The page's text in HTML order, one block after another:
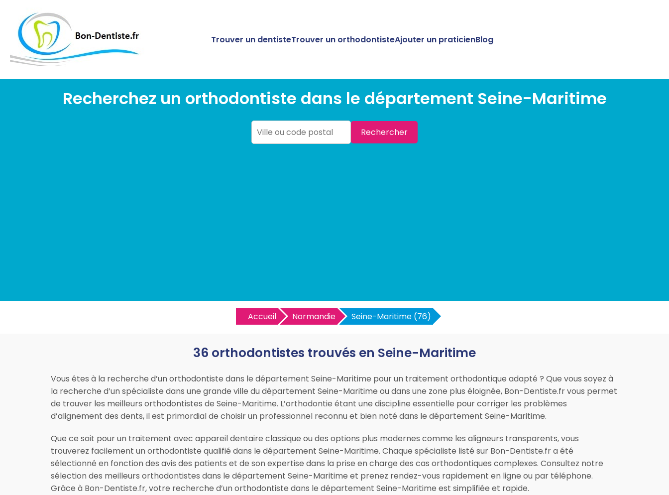
Trouver un dentisteTrouver un orthodontisteAjouter un praticienBlog
Recherchez un orthodontiste dans le département Seine-Maritime
Rechercher
Accueil Normandie Seine-Maritime (76)
36 orthodontistes trouvés en Seine-Maritime
Vous êtes à la recherche d’un orthodontiste dans le département Seine-Maritime pour un traitement orthodontique adapté ? Que vous soyez à
la recherche d’un spécialiste dans une grande ville du département Seine-Maritime ou dans une zone plus éloignée, Bon-Dentiste.fr vous permet
de trouver les meilleurs orthodontistes de Seine-Maritime. L’orthodontie étant une discipline essentielle pour corriger les problèmes
d’alignement des dents, il est primordial de choisir un professionnel reconnu et bien noté dans le département Seine-Maritime.
Que ce soit pour un traitement avec appareil dentaire classique ou des options plus modernes comme les aligneurs transparents, vous
trouverez facilement un orthodontiste qualifié dans le département Seine-Maritime. Chaque spécialiste listé sur Bon-Dentiste.fr a été
sélectionné en fonction des avis des patients et de son expertise dans la prise en charge des cas orthodontiques complexes. Consultez notre
sélection des meilleurs orthodontistes dans le département Seine-Maritime et prenez rendez-vous rapidement en ligne ou par téléphone.
Grâce à Bon-Dentiste.fr, votre recherche d’un orthodontiste dans le département Seine-Maritime est simplifiée et rapide.